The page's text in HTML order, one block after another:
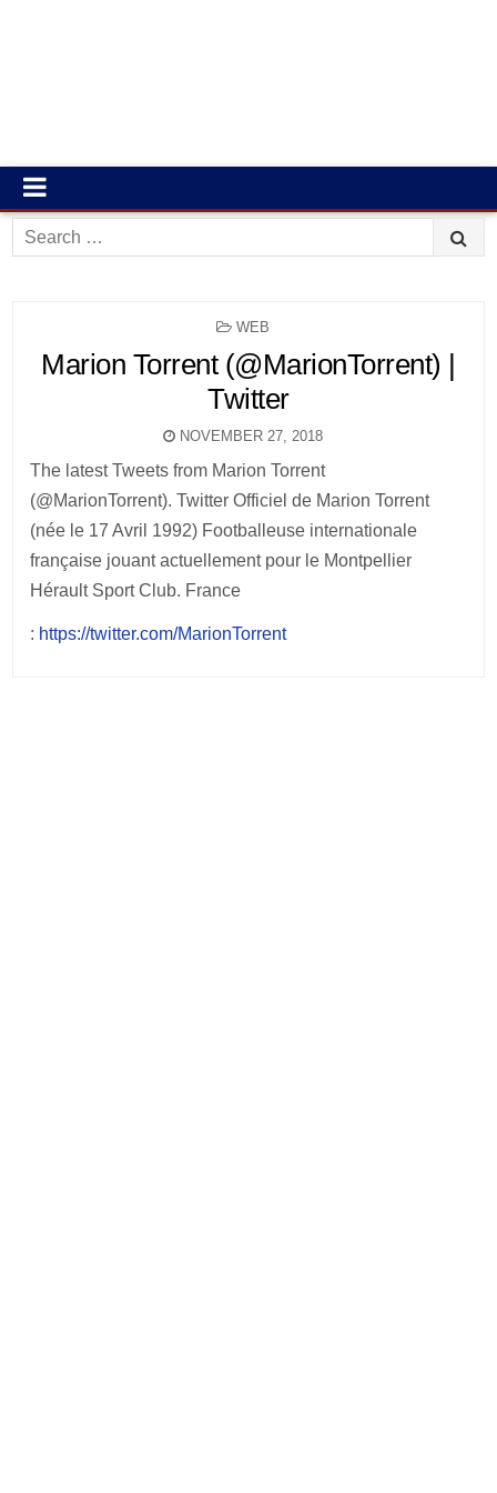
Search
for:
POSTED
WEB
Marion Torrent (@MarionTorrent) |
Twitter
NOVEMBER 27, 2018
The latest Tweets from Marion Torrent
(@MarionTorrent). Twitter Officiel de Marion Torrent
(née le 17 Avril 1992) Footballeuse internationale
française jouant actuellement pour le Montpellier
Hérault Sport Club. France
: https://twitter.com/MarionTorrent